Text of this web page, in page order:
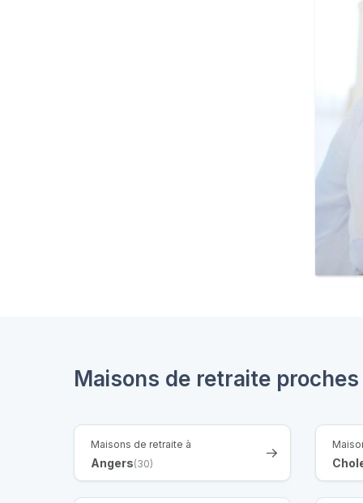
Maisons de retraite
Maisons de retraite à
Angers(30)